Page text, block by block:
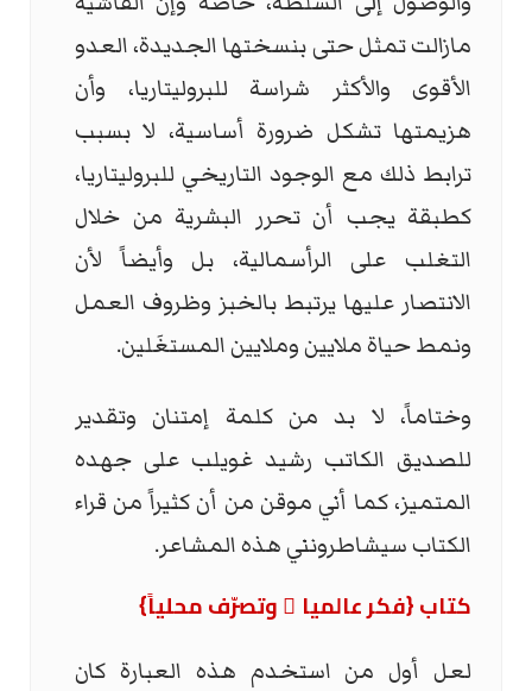
مازالت تمثل حتى بنسختها الجديدة، العدو
الأقوى والأكثر شراسة للبروليتاريا، وأن
هزيمتها تشكل ضرورة أساسية، لا بسبب
ترابط ذلك مع الوجود التاريخي للبروليتاريا،
كطبقة يجب أن تحرر البشرية من خلال
التغلب على الرأسمالية، بل وأيضاً لأن
الانتصار عليها يرتبط بالخبز وظروف العمل
ونمط حياة ملايين وملايين المستغَلين.
وختاماً، لا بد من كلمة إمتنان وتقدير
للصديق الكاتب رشيد غويلب على جهده
المتميز، كما أني موقن من أن كثيراً من قراء
الكتاب سيشاطرونني هذه المشاعر.
كتاب {فكر عالميا ً وتصرّف محلياً}
لعل أول من استخدم هذه العبارة كان